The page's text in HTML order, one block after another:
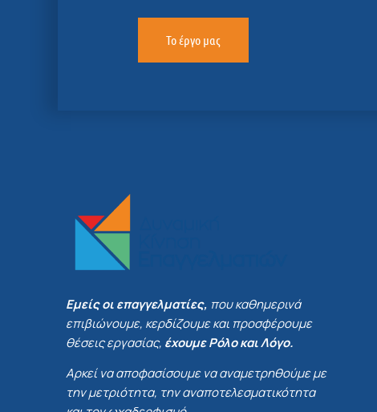
Το έργο μας
Εμείς οι επαγγελματίες, που καθημερινά
επιβιώνουμε, κερδίζουμε και προσφέρουμε
θέσεις εργασίας, έχουμε Ρόλο και Λόγο.
Αρκεί να αποφασίσουμε να αναμετρηθούμε με
την μετριότητα, την αναποτελεσματικότητα